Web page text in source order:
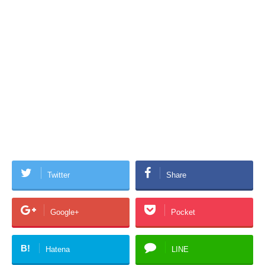
Twitter Share
Google+ Pocket
B! Hatena LINE